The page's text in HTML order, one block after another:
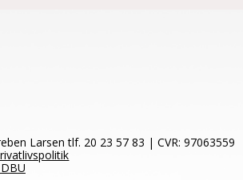
Larsen tlf. 20 23 57 83 | CVR: 97063559